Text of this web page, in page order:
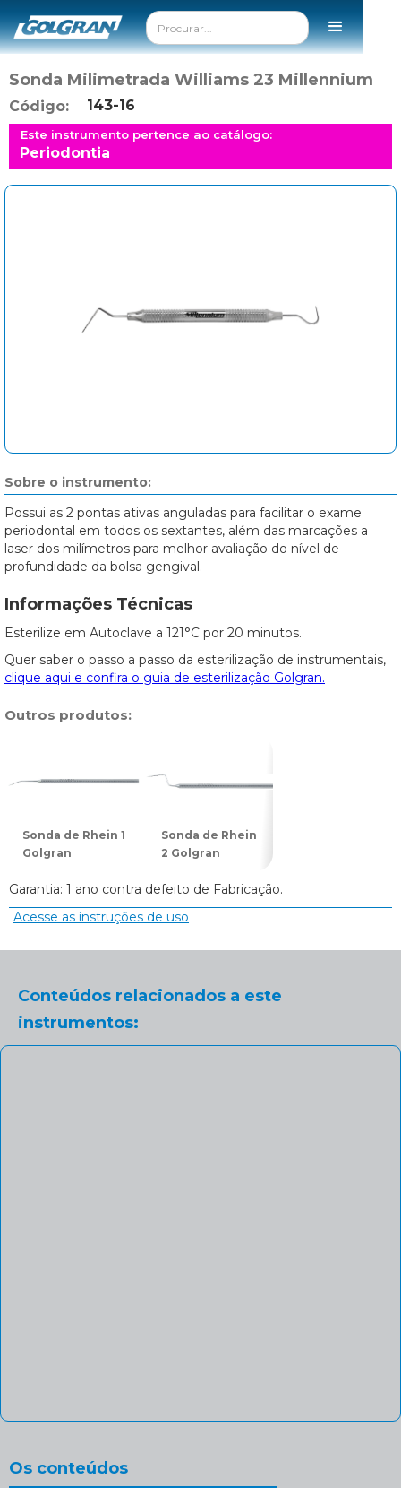
Sonda Milimetrada Williams 23 Millennium
Código: 143-16
Este instrumento pertence ao catálogo:
Periodontia
Sobre o instrumento:
Possui as 2 pontas ativas anguladas para facilitar o exame
periodontal em todos os sextantes, além das marcações a
laser dos milímetros para melhor avaliação do nível de
profundidade da bolsa gengival.
Informações Técnicas
Esterilize em Autoclave a 121°C por 20 minutos.
Quer saber o passo a passo da esterilização de instrumentais,
clique aqui e confira o guia de esterilização Golgran.
Outros produtos:
Sonda de Rhein 1
Golgran
Sonda de Rhein
2 Golgran
Garantia: 1 ano contra defeito de Fabricação.
Acesse as instruções de uso
Conteúdos relacionados a este
instrumentos:
Os conteúdos